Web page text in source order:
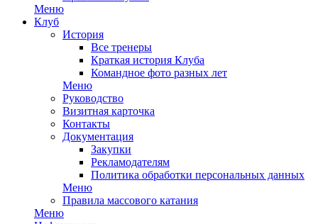
Меню
Клуб
История
Все тренеры
Краткая история Клуба
Командное фото разных лет
Меню
Руководство
Визитная карточка
Контакты
Документация
Закупки
Рекламодателям
Политика обработки персональных данных
Меню
Правила массового катания
Меню